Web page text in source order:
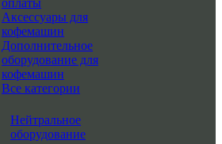
оплаты
Аксессуары для
кофемашин
Дополнительное
оборудование для
кофемашин
Все категории
Нейтральное
оборудование